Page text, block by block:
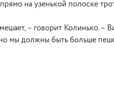
на узенькой полоске
– говорит Колинько. –
мы должны быть больше